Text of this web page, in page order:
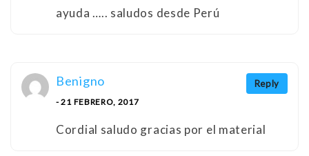
ayuda ….. saludos desde Perú
Reply
Benigno
- 21 FEBRERO, 2017
Cordial saludo gracias por el material